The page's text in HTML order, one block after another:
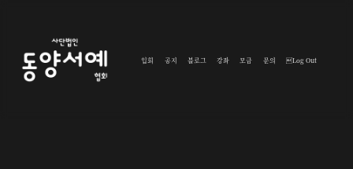
입회 공지 블로그 강좌 모금 문의 Log Out